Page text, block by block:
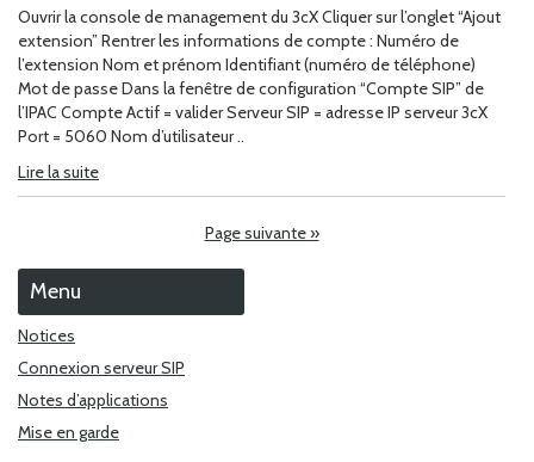
Ouvrir la console de management du 3cX Cliquer sur l’onglet “Ajout
extension” Rentrer les informations de compte : Numéro de
l’extension Nom et prénom Identifiant (numéro de téléphone)
Mot de passe Dans la fenêtre de configuration “Compte SIP” de
l’IPAC Compte Actif = valider Serveur SIP = adresse IP serveur 3cX
Port = 5060 Nom d’utilisateur ..
Lire la suite
Page suivante »
Menu
Notices
Connexion serveur SIP
Notes d’applications
Mise en garde